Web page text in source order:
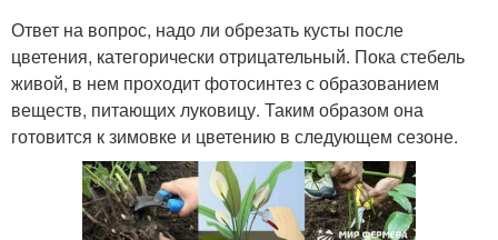
Ответ на вопрос, надо ли обрезать кусты после
цветения, категорически отрицательный. Пока стебель
живой, в нем проходит фотосинтез с образованием
веществ, питающих луковицу. Таким образом она
готовится к зимовке и цветению в следующем сезоне.